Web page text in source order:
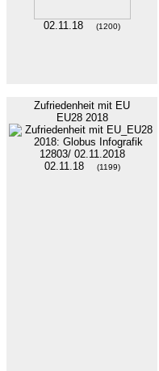
02.11.18 (1200)
Zufriedenheit mit EU
EU28 2018
02.11.18 (1199)